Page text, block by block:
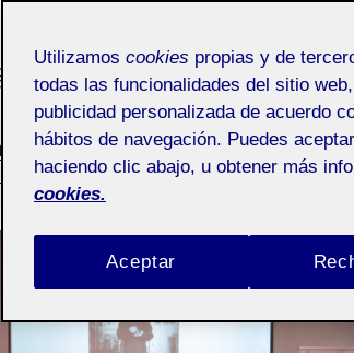
(Pec3)
en
Aula 1
Pública
Utilizamos cookies propias y de
todas las funcionalidades del sitio
publicidad personalizada de acuerdo
hábitos de navegación. Puedes
haciendo clic abajo, u obtener más
cookies.
Aceptar